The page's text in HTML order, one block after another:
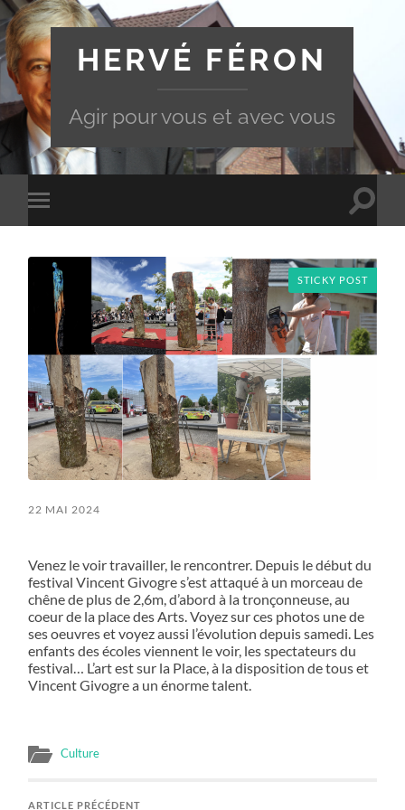
HERVÉ FÉRON
Agir pour vous et avec vous
Toggle
mobile
Toggle
STICKY POST
22 MAI 2024
Venez le voir travailler, le rencontrer. Depuis le début du
festival Vincent Givogre s’est attaqué à un morceau de
chêne de plus de 2,6m, d’abord à la tronçonneuse, au
coeur de la place des Arts. Voyez sur ces photos une de
ses oeuvres et voyez aussi l’évolution depuis samedi. Les
enfants des écoles viennent le voir, les spectateurs du
festival… L’art est sur la Place, à la disposition de tous et
Vincent Givogre a un énorme talent.
Culture
ARTICLE PRÉCÉDENT